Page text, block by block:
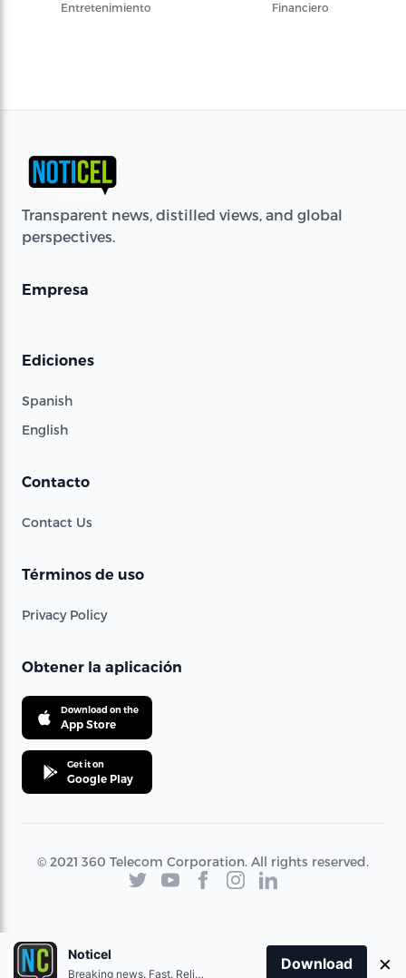
Entretenimiento
Financiero
Transparent news, distilled views, and global
perspectives.
Empresa
Ediciones
Spanish
English
Contacto
Contact Us
Términos de uso
Privacy Policy
Obtener la aplicación
Download on the
App Store
Get it on
Google Play
© 2021 360 Telecom Corporation. All rights reserved.
Noticel
Breaking news. Fast. Reliable.
Download ×